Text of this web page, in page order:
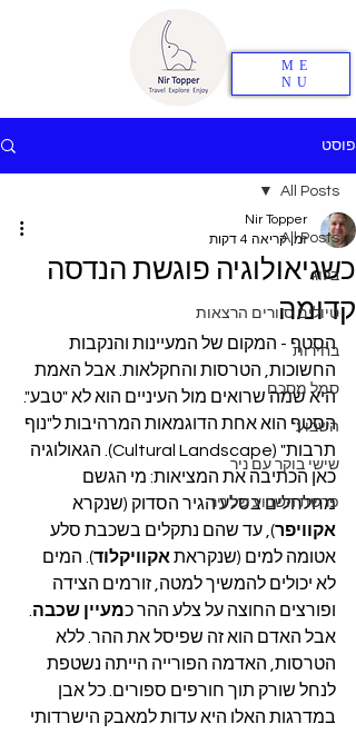
ME
NU
פוסט
All Posts
בלוג
טיולים סיורים הרצאות
בחירות
סמל מסכם
השבוע
שישי בוקר עם ניר
פרשת השבוע של ניר
All Posts
כשגיאולוגיה פוגשת הנדסה
קדומה
Nir Topper
זמן קריאה 4 דקות
הסטף - המקום של המעיינות והנקבות
החשוכות, הטרסות והחקלאות. אבל האמת
היא שמה שרואים מול העיניים הוא לא "טבע".
הסטף הוא אחת הדוגמאות המרהיבות ל"נוף
תרבות" (Cultural Landscape). הגאולוגיה
כאן הכתיבה את המציאות: מי הגשם
מחלחלים בסלע הגיר הסדוק (שנקרא
אקוויפר), עד שהם נתקלים בשכבת סלע
אטומה למים (שנקראת אקוויקלוד). המים
לא יכולים להמשיך למטה, זורמים הצידה
ופורצים החוצה על צלע ההר כמעיין שכבה
אבל האדם הוא זה שפיסל את ההר. ללא
הטרסות, האדמה הפורייה הייתה נשטפת
לנחל שורק תוך חורפים ספורים. כל אבן
במדרגות האלו היא עדות למאבק הישרדותי